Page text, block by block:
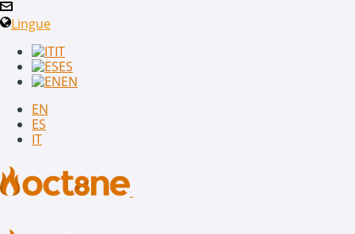
Lingue
IT
ES
EN
EN
ES
IT